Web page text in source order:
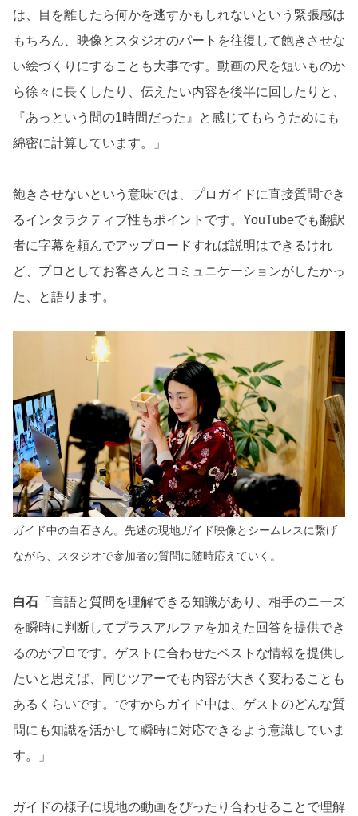
は、目を離したら何かを逃すかもしれないという緊張感は
もちろん、映像とスタジオのパートを往復して飽きさせな
い絵づくりにすることも大事です。動画の尺を短いものか
ら徐々に長くしたり、伝えたい内容を後半に回したりと、
『あっという間の1時間だった』と感じてもらうためにも
綿密に計算しています。」
飽きさせないという意味では、プロガイドに直接質問でき
るインタラクティブ性もポイントです。YouTubeでも翻訳
者に字幕を頼んでアップロードすれば説明はできるけれ
ど、プロとしてお客さんとコミュニケーションがしたかっ
た、と語ります。
ガイド中の白石さん。先述の現地ガイド映像とシームレスに繋げ
ながら、スタジオで参加者の質問に随時応えていく。
白石 「言語と質問を理解できる知識があり、相手のニーズ
を瞬時に判断してプラスアルファを加えた回答を提供でき
るのがプロです。ゲストに合わせたベストな情報を提供し
たいと思えば、同じツアーでも内容が大きく変わることも
あるくらいです。ですからガイド中は、ゲストのどんな質
問にも知識を活かして瞬時に対応できるよう意識していま
す。」
ガイドの様子に現地の動画をぴったり合わせることで理解